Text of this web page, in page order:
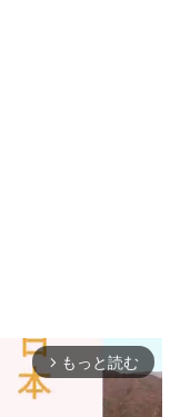
arrow_forward_ios もっと読む